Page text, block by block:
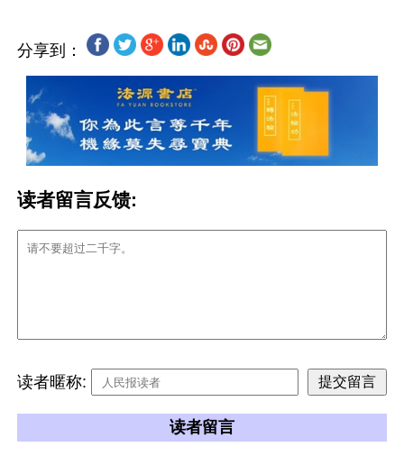
分享到：
读者留言反馈:
读者暱称:
读者留言